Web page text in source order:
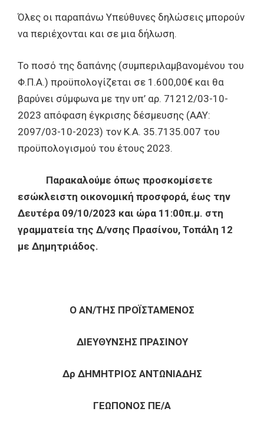
Όλες οι παραπάνω Υπεύθυνες δηλώσεις μπορούν
να περιέχονται και σε μια δήλωση.
Το ποσό της δαπάνης (συμπεριλαμβανομένου του
Φ.Π.Α.) προϋπολογίζεται σε 1.600,00€ και θα
βαρύνει σύμφωνα με την υπ’ αρ. 71212/03-10-
2023 απόφαση έγκρισης δέσμευσης (ΑΑΥ:
2097/03-10-2023) τον Κ.Α. 35.7135.007 του
προϋπολογισμού του έτους 2023.
Παρακαλούμε όπως προσκομίσετε
εσώκλειστη οικονομική προσφορά, έως την
Δευτέρα 09/10/2023 και ώρα 11:00π.μ. στη
γραμματεία της Δ/νσης Πρασίνου, Τοπάλη 12
με Δημητριάδος.
Ο ΑΝ/ΤΗΣ ΠΡΟΪΣΤΑΜΕΝΟΣ
ΔΙΕΥΘΥΝΣΗΣ ΠΡΑΣΙΝΟΥ
Δρ ΔΗΜΗΤΡΙΟΣ ΑΝΤΩΝΙΑΔΗΣ
ΓΕΩΠΟΝΟΣ ΠΕ/Α